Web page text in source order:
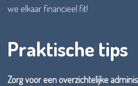
we elkaar financieel fit!
Praktische tips
Zorg voor een overzichtelijke